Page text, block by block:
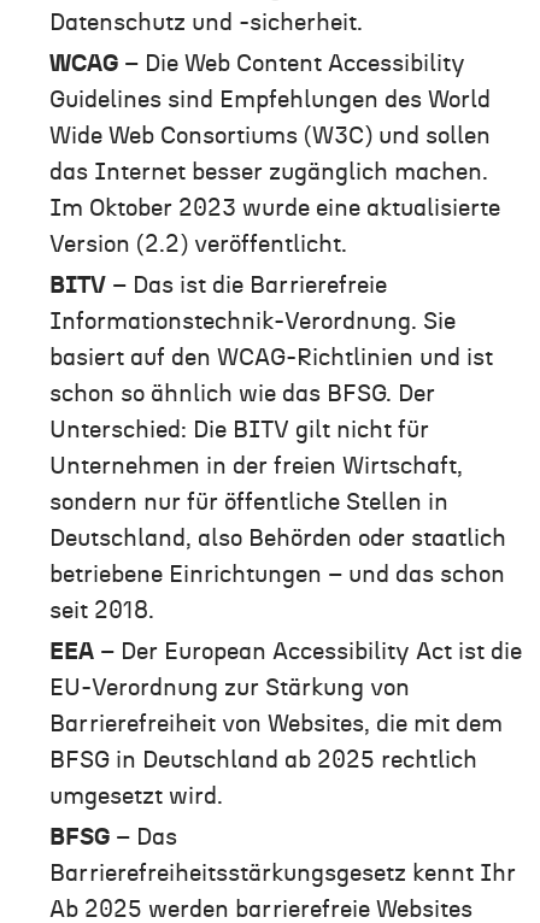
Datenschutz und -sicherheit.
WCAG – Die Web Content Accessibility
Guidelines sind Empfehlungen des World
Wide Web Consortiums (W3C) und sollen
das Internet besser zugänglich machen.
Im Oktober 2023 wurde eine aktualisierte
Version (2.2) veröffentlicht.
BITV – Das ist die Barrierefreie
Informationstechnik-Verordnung. Sie
basiert auf den WCAG-Richtlinien und ist
schon so ähnlich wie das BFSG. Der
Unterschied: Die BITV gilt nicht für
Unternehmen in der freien Wirtschaft,
sondern nur für öffentliche Stellen in
Deutschland, also Behörden oder staatlich
betriebene Einrichtungen – und das schon
seit 2018.
EEA – Der European Accessibility Act ist die
EU-Verordnung zur Stärkung von
Barrierefreiheit von Websites, die mit dem
BFSG in Deutschland ab 2025 rechtlich
umgesetzt wird.
BFSG – Das
Barrierefreiheitsstärkungsgesetz kennt Ihr
Ab 2025 werden barrierefreie Websites